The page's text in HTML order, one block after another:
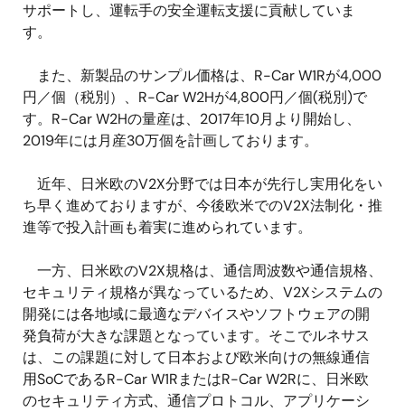
サポートし、運転手の安全運転支援に貢献していま
す。
また、新製品のサンプル価格は、R-Car W1Rが4,000
円／個（税別）、R-Car W2Hが4,800円／個(税別)で
す。R-Car W2Hの量産は、2017年10月より開始し、
2019年には月産30万個を計画しております。
近年、日米欧のV2X分野では日本が先行し実用化をい
ち早く進めておりますが、今後欧米でのV2X法制化・推
進等で投入計画も着実に進められています。
一方、日米欧のV2X規格は、通信周波数や通信規格、
セキュリティ規格が異なっているため、V2Xシステムの
開発には各地域に最適なデバイスやソフトウェアの開
発負荷が大きな課題となっています。そこでルネサス
は、この課題に対して日本および欧米向けの無線通信
用SoCであるR-Car W1RまたはR-Car W2Rに、日米欧
のセキュリティ方式、通信プロトコル、アプリケーシ